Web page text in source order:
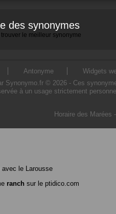
des synonymes
le meilleur synonyme
Antonyme Widgets
Synonymo.fr © 2026 - Ces
à un usage strictement
Horaire des Marées -
avec le Larousse
ranch sur le ptidico.com